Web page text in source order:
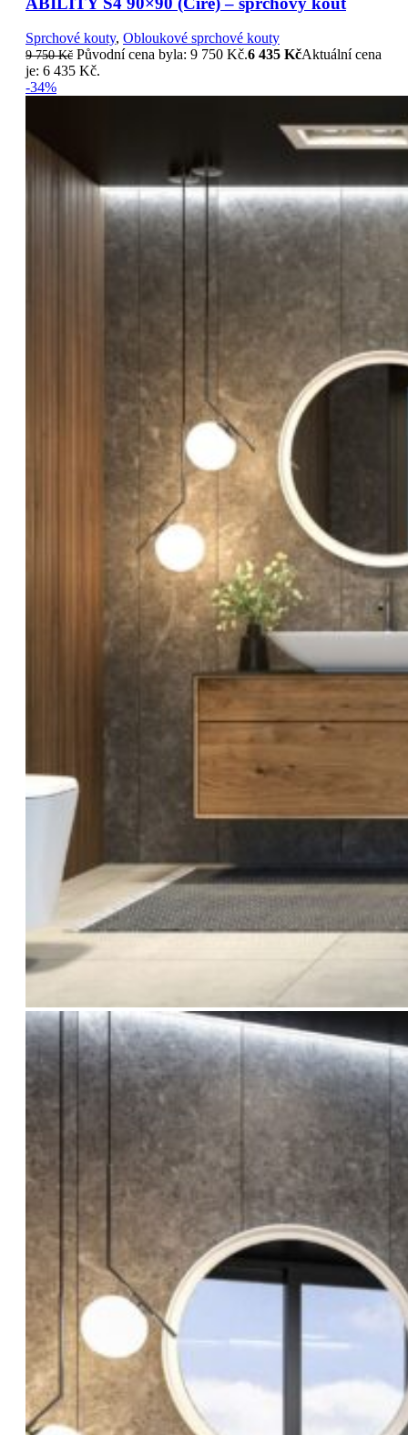
Sprchové kouty, Obloukové sprchové kouty
9 750Kč Původní cena byla: 9 750 Kč.6 435 KčAktuální cena
je: 6 435 Kč.
-34%